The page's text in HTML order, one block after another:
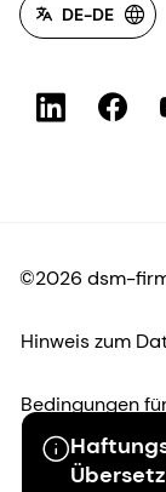
DE-DE
©2026 dsm-
Hinweis zum
Bedingungen
Bedingungen